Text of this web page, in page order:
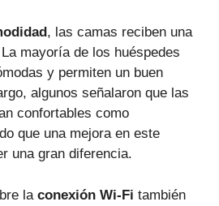
, las camas reciben una
mayoría de los huéspedes
y permiten un buen
algunos señalaron que las
confortables como
que una mejora en este
una gran diferencia.
la conexión Wi-Fi también